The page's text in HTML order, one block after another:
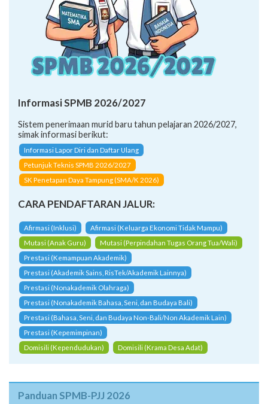
Informasi SPMB 2026/2027
Sistem penerimaan murid baru tahun pelajaran 2026/2027,
simak informasi berikut:
Informasi Lapor Diri dan Daftar Ulang
Petunjuk Teknis SPMB 2026/2027
SK Penetapan Daya Tampung (SMA/K 2026)
CARA PENDAFTARAN JALUR:
Afirmasi (Inklusi)
Afirmasi (Keluarga Ekonomi Tidak Mampu)
Mutasi (Anak Guru)
Mutasi (Perpindahan Tugas Orang Tua/Wali)
Prestasi (Kemampuan Akademik)
Prestasi (Akademik Sains, RisTek/Akademik Lainnya)
Prestasi (Nonakademik Olahraga)
Prestasi (Nonakademik Bahasa, Seni, dan Budaya Bali)
Prestasi (Bahasa, Seni, dan Budaya Non-Bali/Non Akademik Lain)
Prestasi (Kepemimpinan)
Domisili (Kependudukan)
Domisili (Krama Desa Adat)
Panduan SPMB-PJJ 2026